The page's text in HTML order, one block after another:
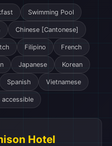
Swimming Pool
Chinese [Cantonese]
Filipino French
Japanese Korean
Spanish Vietnamese
accessible
Hotel